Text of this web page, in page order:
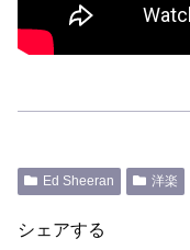
Ed Sheeran 洋楽
シェアする